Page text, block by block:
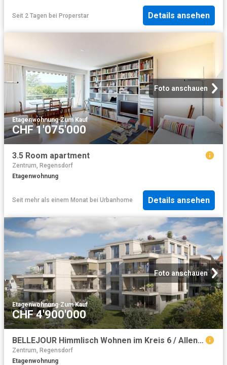
Seit 2 Tagen bei Properstar Details ansehen
Foto anschauen
Etagenwohnung·Zum Kauf
CHF 1'075'000
3.5 Room apartment
Zentrum, Regensdorf
Etagenwohnung
Seit mehr als einem Monat bei Urbanhome Details ansehen
Foto anschauen
Etagenwohnung·Zum Kauf
CHF 4'900'000
BELLEJOUR Himmlisch Wohnen im Kreis 6 / Allenmoos Quartier
Zentrum, Regensdorf
Etagenwohnung